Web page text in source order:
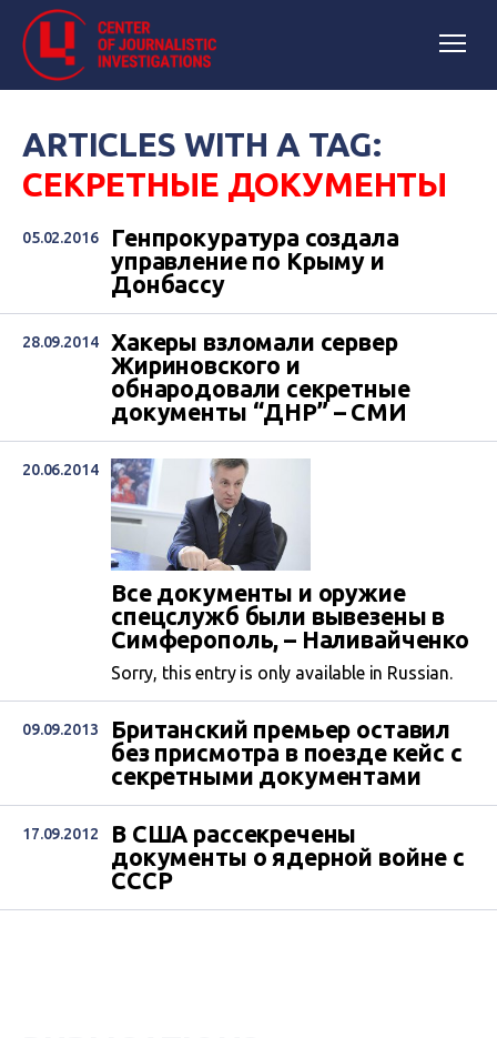
ARTICLES WITH A TAG:
СЕКРЕТНЫЕ ДОКУМЕНТЫ
05.02.2016
Генпрокуратура создала
управление по Крыму и
Донбассу
28.09.2014
Хакеры взломали сервер
Жириновского и
обнародовали секретные
документы “ДНР” – СМИ
20.06.2014
Все документы и оружие
спецслужб были вывезены в
Симферополь, – Наливайченко
Sorry, this entry is only available in Russian.
09.09.2013
Британский премьер оставил
без присмотра в поезде кейс с
секретными документами
17.09.2012
В США рассекречены
документы о ядерной войне с
СССР